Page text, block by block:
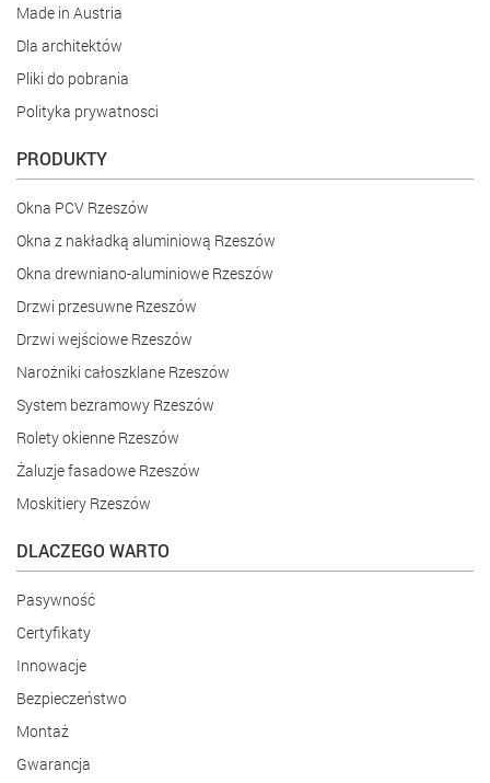
Made in Austria
Dla architektów
Pliki do pobrania
Polityka prywatnosci
PRODUKTY
Okna PCV Rzeszów
Okna z nakładką aluminiową Rzeszów
Okna drewniano-aluminiowe Rzeszów
Drzwi przesuwne Rzeszów
Drzwi wejściowe Rzeszów
Narożniki całoszklane Rzeszów
System bezramowy Rzeszów
Rolety okienne Rzeszów
Żaluzje fasadowe Rzeszów
Moskitiery Rzeszów
DLACZEGO WARTO
Pasywność
Certyfikaty
Innowacje
Bezpieczeństwo
Montaż
Gwarancja